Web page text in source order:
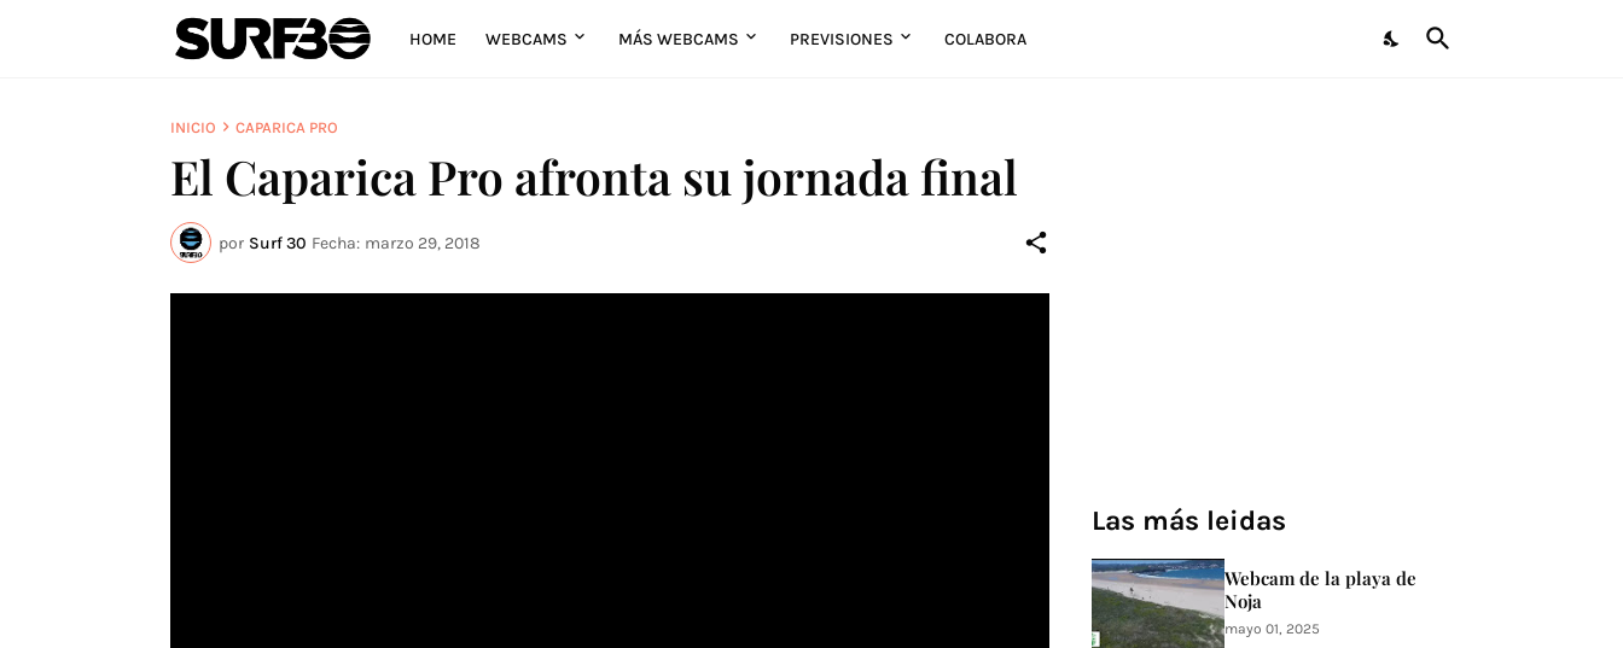
HOME WEBCAMS MÁS WEBCAMS PREVISIONES COLABORA
INICIO CAPARICA PRO
El Caparica Pro afronta su jornada final
por Surf 30 Fecha: marzo 29, 2018
Las más leidas
Webcam de la playa de
Noja
mayo 01, 2025